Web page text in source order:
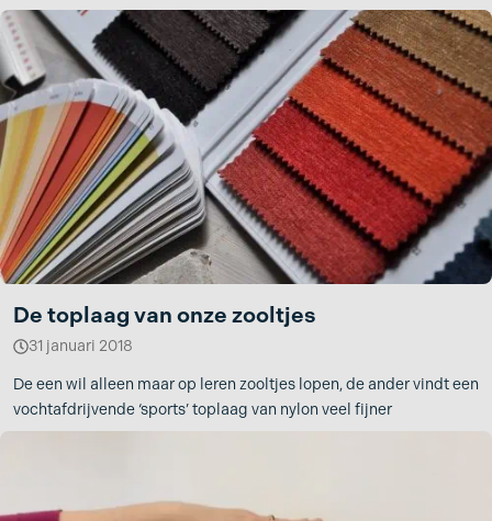
De toplaag van onze zooltjes
31 januari 2018
De een wil alleen maar op leren zooltjes lopen, de ander vindt een
vochtafdrijvende ‘sports’ toplaag van nylon veel fijner